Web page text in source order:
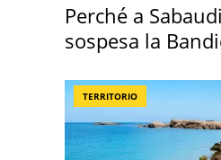
Perché a
sospesa la
TERRITORIO